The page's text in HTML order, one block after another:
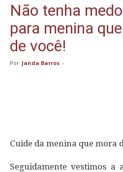
Não tenha
para menina
de você!
Por Janda Barros -
Cuide da menina que mora
Seguidamente vestimos a